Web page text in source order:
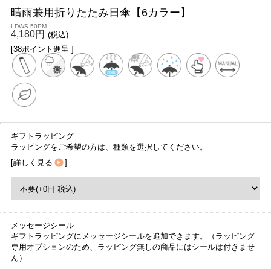
晴雨兼用折りたたみ日傘【6カラー】
LDWS-50PM
4,180円 (税込)
[38ポイント進呈 ]
ギフトラッピング
ラッピングをご希望の方は、種類を選択してください。
[詳しく見る ]
メッセージシール
ギフトラッピングにメッセージシールを追加できます。（ラッピング
専用オプションのため、ラッピング無しの商品にはシールは付きませ
ん）